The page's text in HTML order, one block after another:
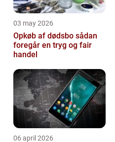
03 may 2026
Opkøb af dødsbo sådan
foregår en tryg og fair
handel
06 april 2026